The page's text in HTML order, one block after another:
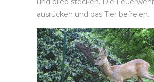
und blieb stecken. Die
ausrücken und das Tier befreien.